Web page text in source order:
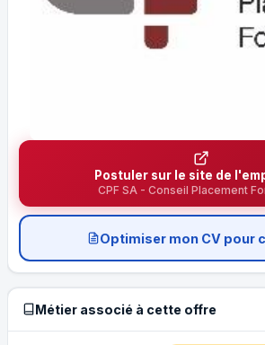
Postuler sur le site de
CPF SA - Conseil Placement
Optimiser mon CV pour
Métier associé à cette offre